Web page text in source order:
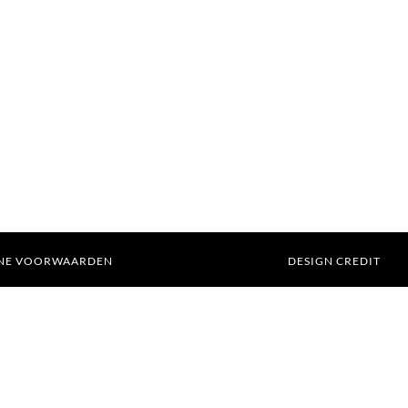
VOORWAARDEN DESIGN CREDIT